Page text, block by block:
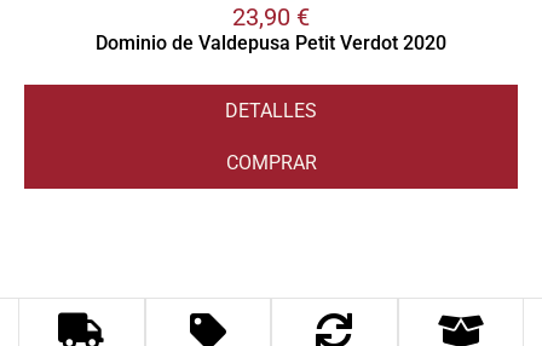
23,90 €
Dominio de Valdepusa Petit Verdot 2020
DETALLES
COMPRAR